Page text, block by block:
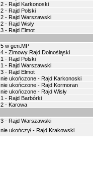
2 - Rajd Karkonoski
2 - Rajd Polski
2 - Rajd Warszawski
2 - Rajd Wisły
3 - Rajd Elmot
5 w gen.MP
4 - Zimowy Rajd Dolnośląski
1 - Rajd Polski
1 - Rajd Warszawski
3 - Rajd Elmot
nie ukończone - Rajd Karkonoski
nie ukończone - Rajd Kormoran
nie ukończone - Rajd Wisły
1 - Rajd Barbórki
2 - Karowa
3 - Rajd Warszawski
nie ukończył - Rajd Krakowski